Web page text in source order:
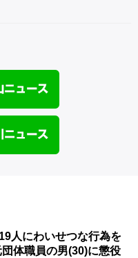
人にわいせつな行為を
体職員の男(30)に懲役